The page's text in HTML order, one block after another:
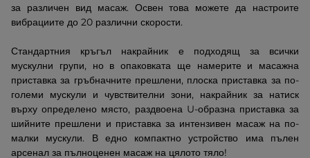
за различен вид масаж. Освен това можете да настроите
вибрациите до 20 различни скорости.
Стандартния кръгъл накрайник е подходящ за всички
мускулни групи, но в опаковката ще намерите и масажна
приставка за гръбначните прешлени, плоска приставка за по-
големи мускули и чувствителни зони, накрайник за натиск
върху определено място, раздвоена U-образна приставка за
шийните прешлени и приставка за интензивен масаж на по-
малки мускули. В едно компактно устройство има пълен
арсенал за пълноценен масаж на цялото тяло!